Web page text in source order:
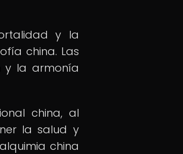
y la
china. Las
y la armonía
china, al
la salud y
china